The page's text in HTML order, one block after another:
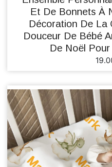
Et De Bonnets À
Décoration De La
Douceur De Bébé
De Noël